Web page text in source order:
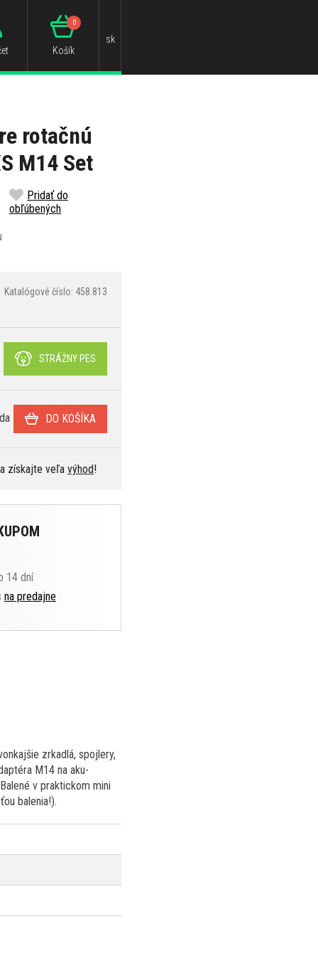
Košík
0
sk
rotačnú
M14 Set
Pridať do
obľúbených
Katalógové číslo: 458.813
STRÁŽNY PES
DO KOŠÍKA
získajte veľa výhod!
14 dní
na predajne
zrkadlá, spojlery,
M14 na aku-
v praktickom mini
balenia!).